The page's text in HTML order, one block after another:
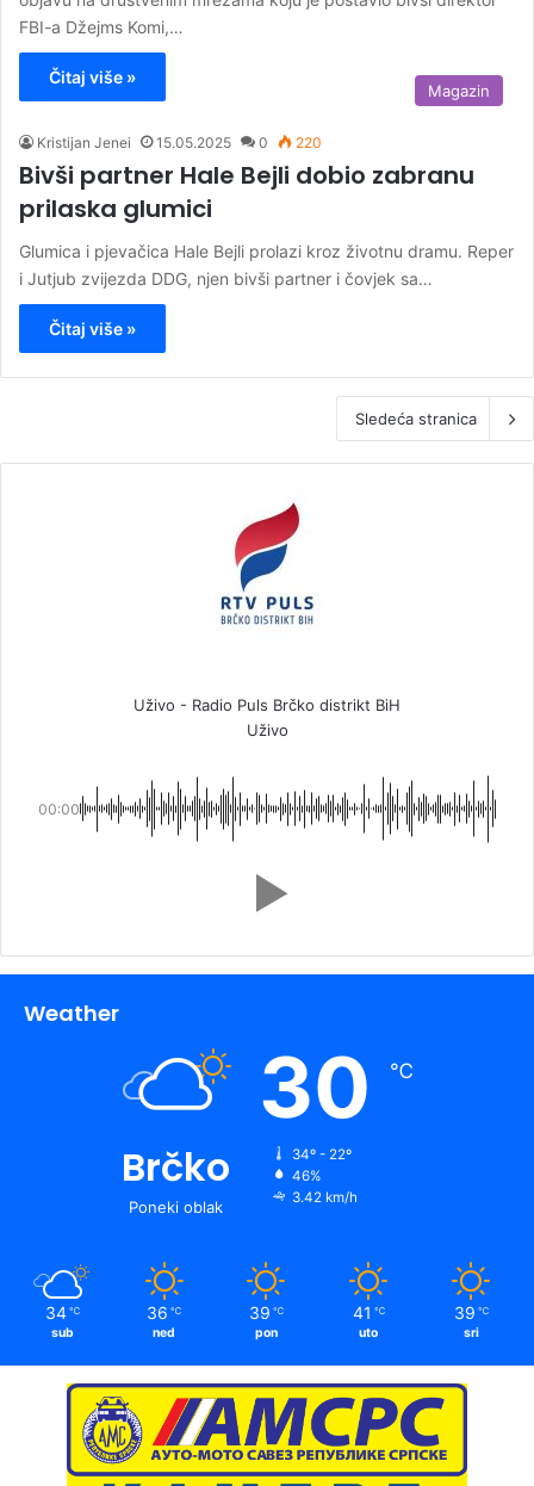
FBI-a Džejms Komi,…
Čitaj više »
Magazin
Kristijan Jenei 15.05.2025 0 220
Bivši partner Hale Bejli dobio zabranu
prilaska glumici
Glumica i pjevačica Hale Bejli prolazi kroz životnu dramu. Reper
i Jutjub zvijezda DDG, njen bivši partner i čovjek sa…
Čitaj više »
Sledeća stranica
Uživo - Radio Puls Brčko distrikt BiH
Uživo
00:00
Weather
Brčko
Poneki oblak
30 ℃
34º - 22º
46%
3.42 km/h
34 ℃
sub
36 ℃
ned
39 ℃
pon
41 ℃
uto
39 ℃
sri